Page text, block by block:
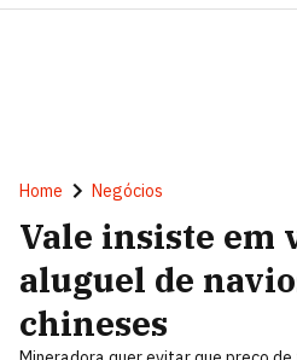
Home Negócios
Vale insiste em
aluguel de
chineses